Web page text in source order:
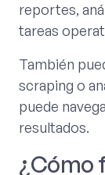
reportes,
tareas
También
scraping o
puede
resultados.
¿Cómo